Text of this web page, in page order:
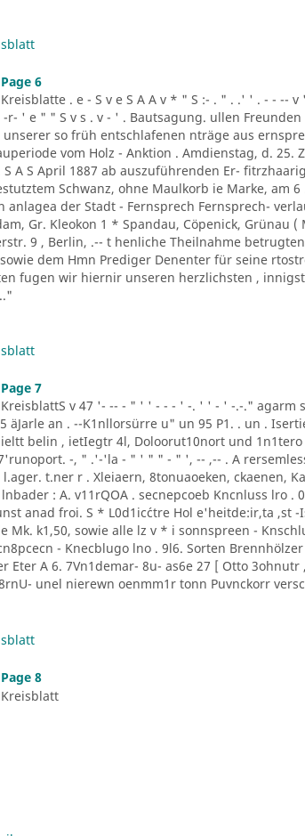
6
. e - S v e S A A v * " S :- . " . .' ' . - - -- v
-r- ' e " " S v s . v - ' . Bautsagung. ullen
so früh entschlafenen nträge aus
vom Holz - Anktion . Amdienstag, d. 25.
S A S April 1887 ab auszuführenden Er-
Schwanz, ohne Maulkorb ie Marke, am
anlagea der Stadt - Fernsprech Fernsprech-
Gr. Kleokon 1 * Spandau, Cöpenick, Grünau
9 , Berlin, .-- t henliche Theilnahme
dem Hmn Prediger Denenter für seine
fugen wir hiernir unseren herzlichsten ,
7
v 47 '- -- - " ' ' - - - ' -. ' ' - ' -.-." agarm
äJarle an . --K1nllorsürre u" un 95 P1. . un .
belin , ietIegtr 4l, Doloorut10nort und
-, " .'-'la - " ' " " - " ', -- ,-- . A
t.ner r . Xleiaern, 8tonuaoeken, ckaenen,
: A. v11rQOA . secnepcoeb Kncnluss lro .
anad froi. S * L0d1ic´ctre Hol e'heitde:ir,ta ,st
Mk. k1,50, sowie alle lz v * i sonnspreen -
- Knecblugo lno . 9l6. Sorten
Eter A 6. 7Vn1demar- 8u- as6e 27 [ Otto
unel nierewn oenmm1r tonn Puvnckorr
8